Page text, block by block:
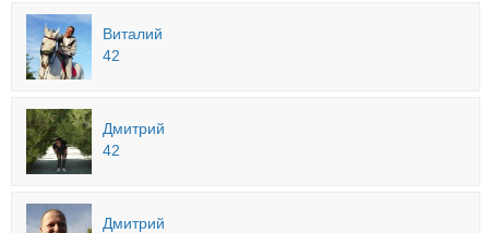
Виталий
42
Дмитрий
42
Дмитрий